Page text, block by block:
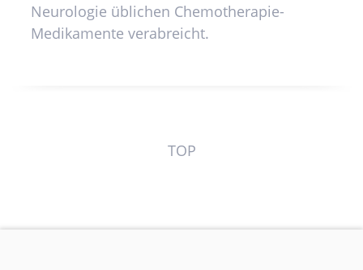
Neurologie üblichen Chemotherapie-
Medikamente verabreicht.
TOP